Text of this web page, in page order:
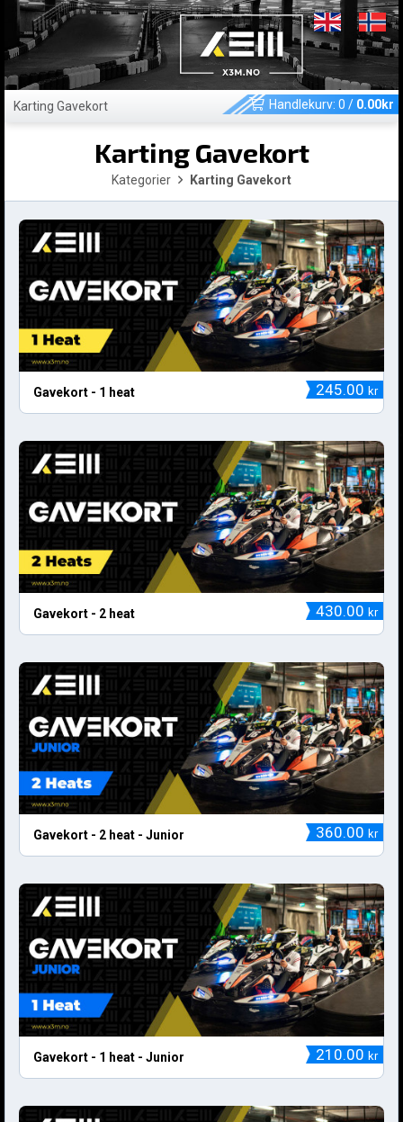
Karting Gavekort Handlekurv: 0 / 0.00kr
Karting Gavekort
Kategorier Karting Gavekort
Gavekort - 1 heat 245.00 kr
Gavekort - 2 heat 430.00 kr
Gavekort - 2 heat - Junior 360.00 kr
Gavekort - 1 heat - Junior 210.00 kr